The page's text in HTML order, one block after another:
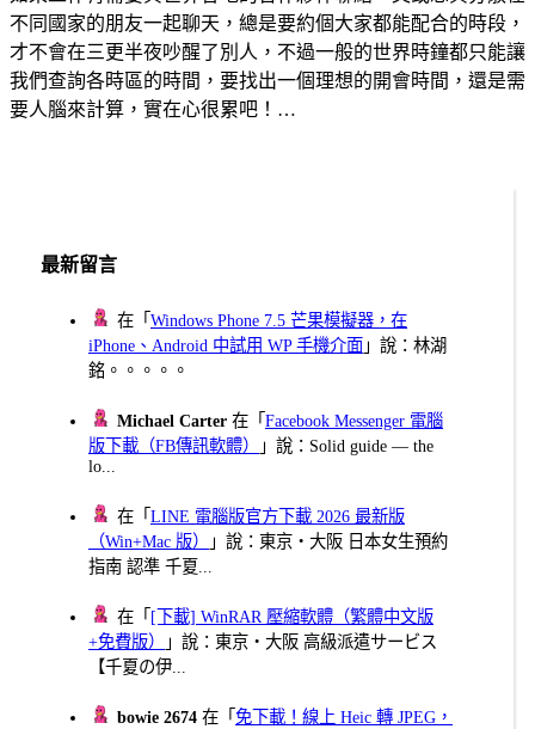
不同國家的朋友一起聊天，總是要約個大家都能配合的時段，
才不會在三更半夜吵醒了別人，不過一般的世界時鐘都只能讓
我們查詢各時區的時間，要找出一個理想的開會時間，還是需
要人腦來計算，實在心很累吧！…
最新留言
在「Windows Phone 7.5 芒果模擬器，在
iPhone、Android 中試用 WP 手機介面 」說：林湖
銘。。。。。
Michael Carter 在「Facebook Messenger 電腦
版下載（FB傳訊軟體）
」說：Solid guide — the
lo...
在「LINE 電腦版官方下載 2026 最新版
（Win+Mac 版）
」說：東京・大阪 日本女生預約
指南 認準 千夏...
在「 [下載] WinRAR 壓縮軟體（繁體中文版
+免費版）
」說：東京・大阪 高級派遣サービス
【千夏の伊...
bowie 2674 在「免下載！線上 Heic 轉 JPEG，